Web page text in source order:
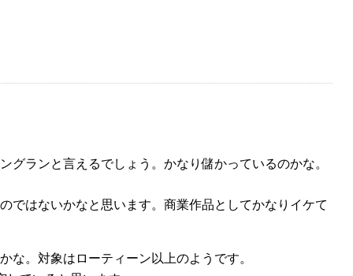
ランと言えるでしょう。かなり儲かっているのかな。
ではないかなと思います。商業作品としてかなりイケて
な。対象はローティーン以上のようです。